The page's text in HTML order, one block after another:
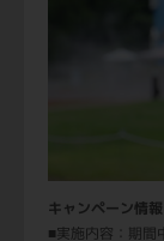
キャンペーン情報
■実施内容：期間